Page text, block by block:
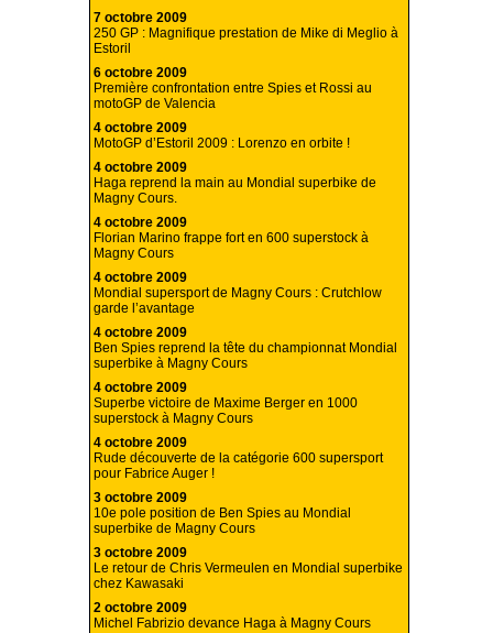
7 octobre 2009
250 GP : Magnifique prestation de Mike di Meglio à
Estoril
6 octobre 2009
Première confrontation entre Spies et Rossi au
motoGP de Valencia
4 octobre 2009
MotoGP d’Estoril 2009 : Lorenzo en orbite !
4 octobre 2009
Haga reprend la main au Mondial superbike de
Magny Cours.
4 octobre 2009
Florian Marino frappe fort en 600 superstock à
Magny Cours
4 octobre 2009
Mondial supersport de Magny Cours : Crutchlow
garde l’avantage
4 octobre 2009
Ben Spies reprend la tête du championnat Mondial
superbike à Magny Cours
4 octobre 2009
Superbe victoire de Maxime Berger en 1000
superstock à Magny Cours
4 octobre 2009
Rude découverte de la catégorie 600 supersport
pour Fabrice Auger !
3 octobre 2009
10e pole position de Ben Spies au Mondial
superbike de Magny Cours
3 octobre 2009
Le retour de Chris Vermeulen en Mondial superbike
chez Kawasaki
2 octobre 2009
Michel Fabrizio devance Haga à Magny Cours